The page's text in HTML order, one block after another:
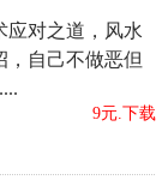
应对之道，风水
，自己不做恶但
9元.下载